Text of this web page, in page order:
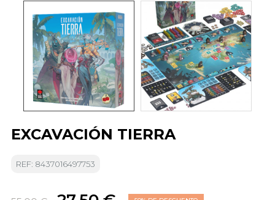
EXCAVACIÓN TIERRA
REF: 8437016497753